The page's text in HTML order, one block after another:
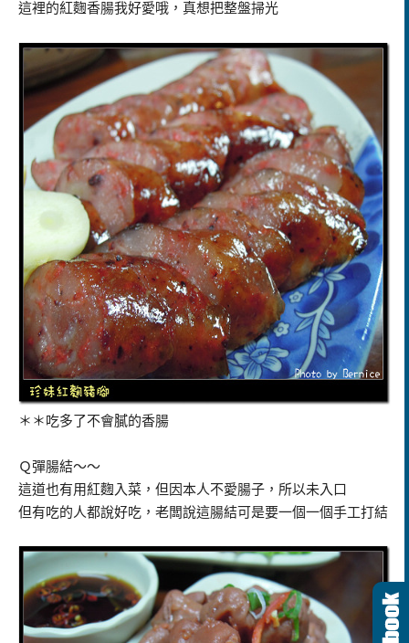
這裡的紅麴香腸我好愛哦，真想把整盤掃光
＊＊吃多了不會膩的香腸
Ｑ彈腸結～～
這道也有用紅麴入菜，但因本人不愛腸子，所以未入口
但有吃的人都說好吃，老闆說這腸結可是要一個一個手工打結